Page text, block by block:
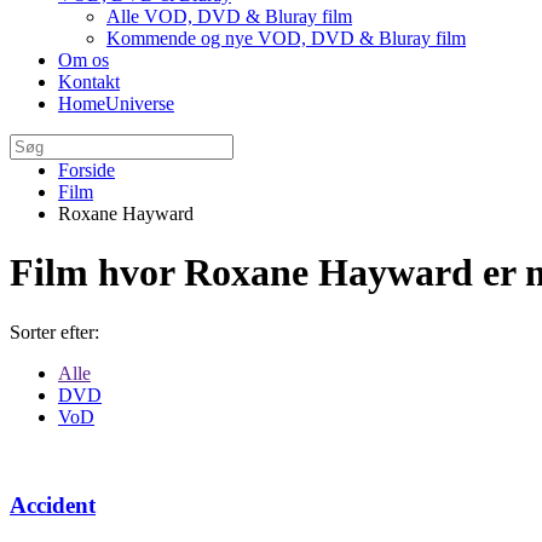
Alle VOD, DVD & Bluray film
Kommende og nye VOD, DVD & Bluray film
Om os
Kontakt
HomeUniverse
Forside
Film
Roxane Hayward
Film hvor Roxane Hayward er
Sorter efter:
Alle
DVD
VoD
Accident